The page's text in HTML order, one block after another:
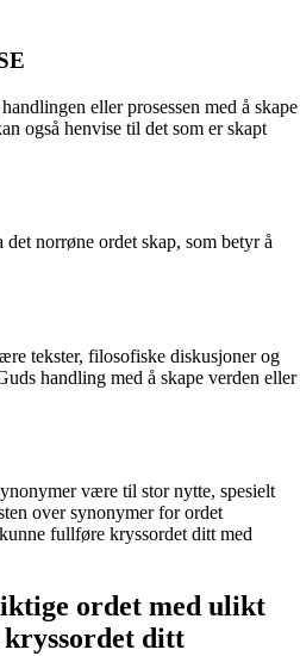
eller prosessen med å skape
også henvise til det som er skapt
norrøne ordet skap, som betyr å
tekster, filosofiske diskusjoner og
handling med å skape verden eller
være til stor nytte, spesielt
over synonymer for ordet
fullføre kryssordet ditt med
ordet med ulikt
ditt